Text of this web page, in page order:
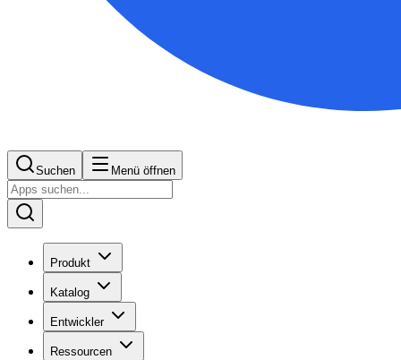
Suchen Menü öffnen
Produkt
Katalog
Entwickler
Ressourcen